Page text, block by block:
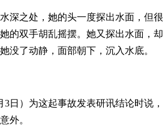
深之处，她的头一度探出水面，但很
的双手胡乱摇摆。她又探出水面，却
没了动静，面部朝下，沉入水底。
日）为这起事故发表研讯结论时说，
外。